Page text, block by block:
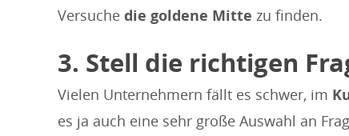
Versuche die goldene Mitte zu finden.
3. Stell die richtigen
Vielen Unternehmern fällt es schwer, im
es ja auch eine sehr große Auswahl an